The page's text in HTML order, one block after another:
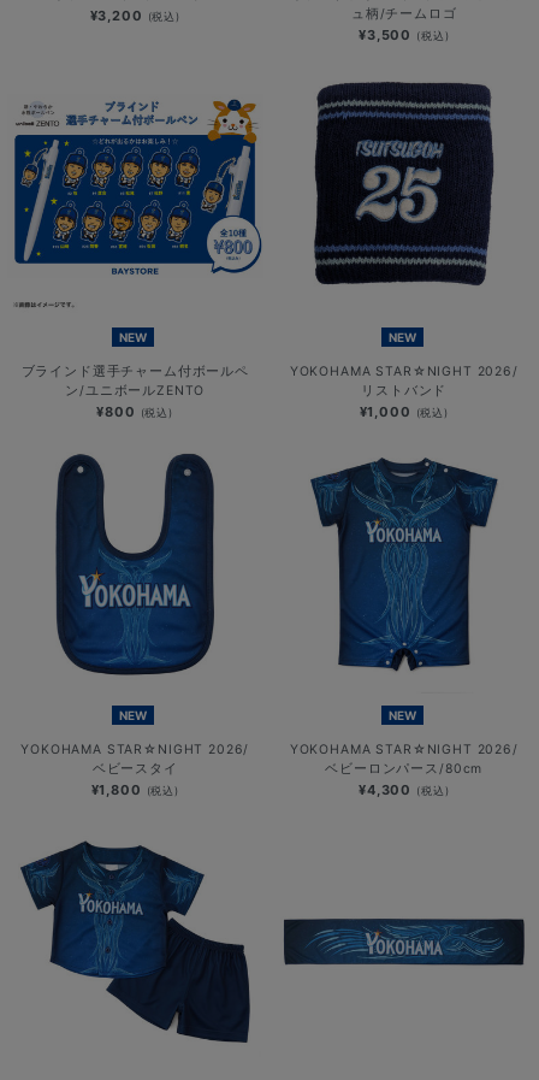
¥3,200 (税込)
ュ柄/チームロゴ
¥3,500 (税込)
NEW
ブラインド選手チャーム付ボールペ
ン/ユニボールZENTO
¥800 (税込)
NEW
YOKOHAMA STAR☆NIGHT 2026/
リストバンド
¥1,000 (税込)
NEW
YOKOHAMA STAR☆NIGHT 2026/
ベビースタイ
¥1,800 (税込)
NEW
YOKOHAMA STAR☆NIGHT 2026/
ベビーロンパース/80cm
¥4,300 (税込)